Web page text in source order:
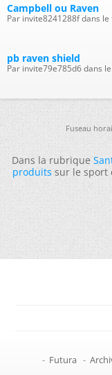
Campbell ou Raven
Par invite8241288f dans
pb raven shield
Par invite79e785d6 dans
Fuseau
Dans la rubrique
produitssur le sport
- Futura -